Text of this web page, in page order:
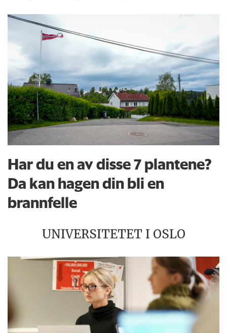
Har du en av disse 7 plantene?
Da kan hagen din bli en
brannfelle
UNIVERSITETET I OSLO